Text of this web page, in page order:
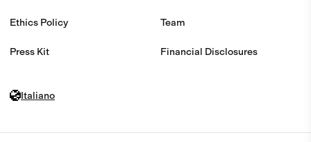
Ethics Policy
Press Kit
Team
Financial Disclosures
Italiano